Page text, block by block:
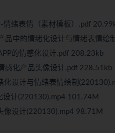
绪表情（素材模板）.pdf
品中的情绪化设计与情绪表情绘
的情感化设计.pdf 208.23kb
感化产品头像设计.pdf 228.51kb
设计与情绪表情绘制
计(220130).mp4 101.74M
设计(220130).mp4 98.71M